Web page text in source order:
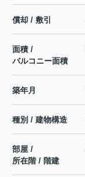
償却 / 敷引
面積 /
バルコニー面積
築年月
種別 / 建物構造
部屋 /
所在階 / 階建